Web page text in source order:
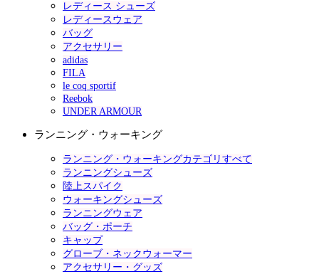
レディース シューズ
レディースウェア
バッグ
アクセサリー
adidas
FILA
le coq sportif
Reebok
UNDER ARMOUR
ランニング・ウォーキング
ランニング・ウォーキングカテゴリすべて
ランニングシューズ
陸上スパイク
ウォーキングシューズ
ランニングウェア
バッグ・ポーチ
キャップ
グローブ・ネックウォーマー
アクセサリー・グッズ